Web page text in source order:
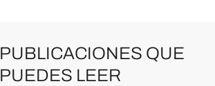
QUE
PUEDES LEER